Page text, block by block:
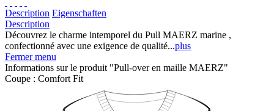
Description Eigenschaften
Description
Découvrez le charme intemporel du Pull MAERZ marine ,
confectionné avec une exigence de qualité...plus
Fermer menu
Informations sur le produit "Pull-over en maille MAERZ"
Coupe : Comfort Fit